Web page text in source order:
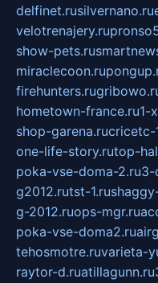
delfinet.rusilvernano.ru
velotrenajery.ru
show-pets.ru
miraclecoon.ru
firehunters.ru
hometown-france.ru1-
shop-garena.rucricetc-
one-life-story.rutop-
poka-vse-doma-2.ru3-
g2012.rutst-1.ru
g-2012.ruops-mgr.ru
poka-vse-doma2.ru
tehosmotre.ruvarieta-
raytor-d.ruatillagunn.ru